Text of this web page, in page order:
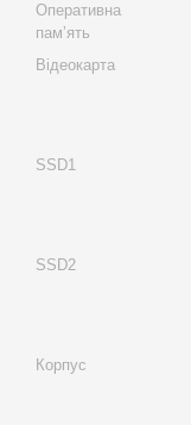
редагування в
надзвичайно
продуктивність
обробляти
Опис основних
Alfa Server #185
ГГц,
задачах,
Оперативна
та
Оперативна
памʼять
Відеокарта
SSD1
SSD2
Корпус